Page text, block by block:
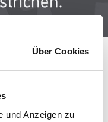
Über Cookies
und Anzeigen zu